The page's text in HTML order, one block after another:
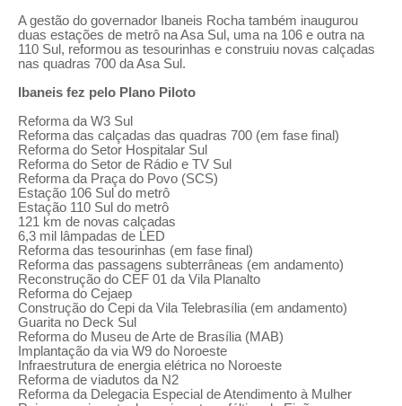
A gestão do governador Ibaneis Rocha também inaugurou
duas estações de metrô na Asa Sul, uma na 106 e outra na
110 Sul, reformou as tesourinhas e construiu novas calçadas
nas quadras 700 da Asa Sul.
Ibaneis fez pelo Plano Piloto
Reforma da W3 Sul
Reforma das calçadas das quadras 700 (em fase final)
Reforma do Setor Hospitalar Sul
Reforma do Setor de Rádio e TV Sul
Reforma da Praça do Povo (SCS)
Estação 106 Sul do metrô
Estação 110 Sul do metrô
121 km de novas calçadas
6,3 mil lâmpadas de LED
Reforma das tesourinhas (em fase final)
Reforma das passagens subterrâneas (em andamento)
Reconstrução do CEF 01 da Vila Planalto
Reforma do Cejaep
Construção do Cepi da Vila Telebrasília (em andamento)
Guarita no Deck Sul
Reforma do Museu de Arte de Brasília (MAB)
Implantação da via W9 do Noroeste
Infraestrutura de energia elétrica no Noroeste
Reforma de viadutos da N2
Reforma da Delegacia Especial de Atendimento à Mulher